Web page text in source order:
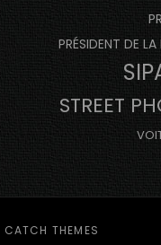
PRÉSIDENT DE LA
STREET
CATCH THEMES